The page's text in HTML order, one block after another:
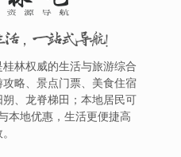
，一站式导航！
林权威的生活与旅游综合
略、景点门票、美食住宿
、龙脊梯田；本地居民可
本地优惠，生活更便捷高